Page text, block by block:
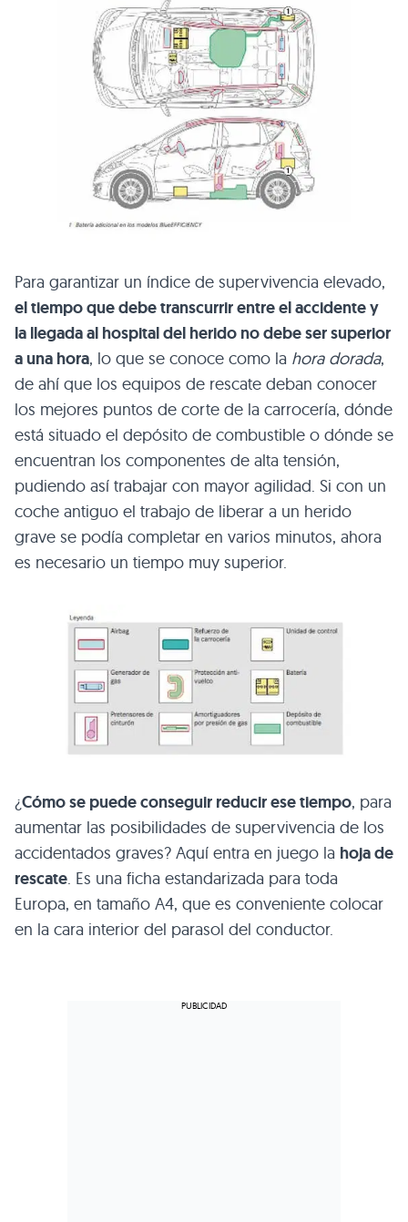
Para garantizar un índice de supervivencia elevado,
el tiempo que debe transcurrir entre el accidente y
la llegada al hospital del herido no debe ser superior
a una hora, lo que se conoce como la hora dorada,
de ahí que los equipos de rescate deban conocer
los mejores puntos de corte de la carrocería, dónde
está situado el depósito de combustible o dónde se
encuentran los componentes de alta tensión,
pudiendo así trabajar con mayor agilidad. Si con un
coche antiguo el trabajo de liberar a un herido
grave se podía completar en varios minutos, ahora
es necesario un tiempo muy superior.
¿Cómo se puede conseguir reducir ese tiempo, para
aumentar las posibilidades de supervivencia de los
accidentados graves? Aquí entra en juego la hoja de
rescate. Es una ficha estandarizada para toda
Europa, en tamaño A4, que es conveniente colocar
en la cara interior del parasol del conductor.